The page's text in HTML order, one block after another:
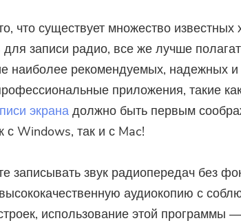
что существует множество известных
для записи радио, все же лучше
наиболее рекомендуемых, надежных
приложения, такие
экрана должно быть первым
с Windows, так и с Mac!
записывать звук радиопередач без
аудиокопию с
использование этой программы
Спасибо за вашу подписку!